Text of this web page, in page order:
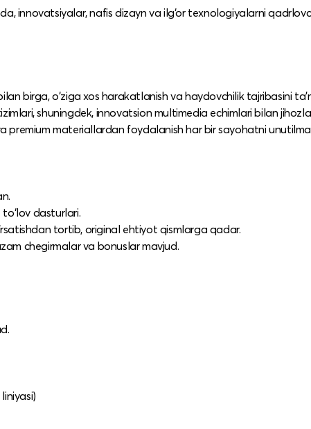
innovatsiyalar, nafis dizayn va ilg‘or texnologiyalarni
birga, o‘ziga xos harakatlanish va haydovchilik tajribasini
shuningdek, innovatsion multimedia echimlari bilan
premium materiallardan foydalanish har bir sayohatni
dasturlari.
tortib, original ehtiyot qismlarga qadar.
chegirmalar va bonuslar mavjud.